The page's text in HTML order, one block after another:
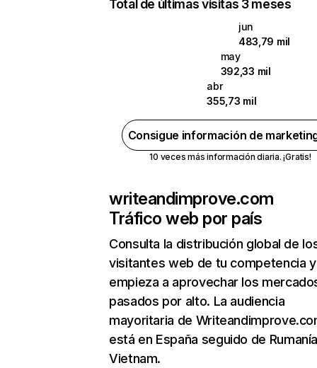
Total de últimas visitas 3 meses
jun
483,79 mil
may
392,33 mil
abr
355,73 mil
Consigue información de
10 veces más información diaria. ¡Gratis!
writeandimprove.com
Tráfico web por país
Consulta la distribución global de
visitantes web de tu competencia y
empieza a aprovechar los
pasados por alto. La audiencia
mayoritaria de
está en España seguido de
Vietnam.